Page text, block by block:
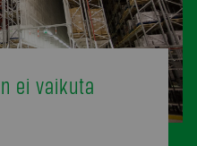
ei vaikuta